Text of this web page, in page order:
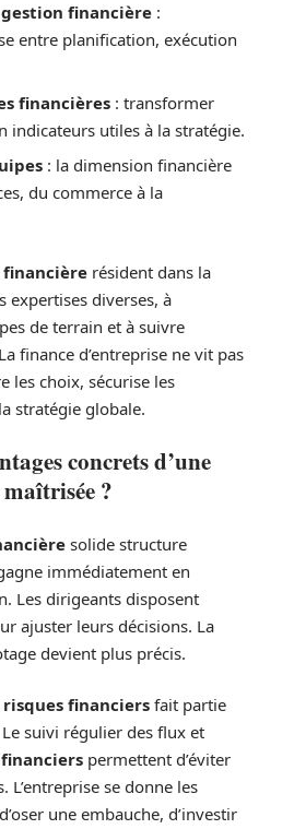
financière :
entre planification, exécution
financières : transformer
indicateurs utiles à la stratégie.
: la dimension financière
du commerce à la
financière résident dans la
expertises diverses, à
de terrain et à suivre
finance d’entreprise ne vit pas
les choix, sécurise les
stratégie globale.
concrets d’une
?
solide structure
immédiatement en
Les dirigeants disposent
ajuster leurs décisions. La
devient plus précis.
risques financiers fait partie
suivi régulier des flux et
permettent d’éviter
L’entreprise se donne les
une embauche, d’investir